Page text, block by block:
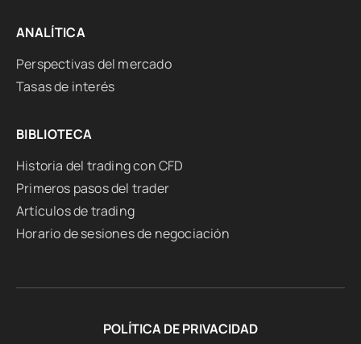
ANALÍTICA
Perspectivas del mercado
Tasas de interés
BIBLIOTECA
Historia del trading con CFD
Primeros pasos del trader
Artículos de trading
Horario de sesiones de negociación
POLÍTICA DE PRIVACIDAD